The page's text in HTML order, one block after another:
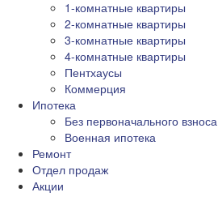
1-комнатные квартиры
2-комнатные квартиры
3-комнатные квартиры
4-комнатные квартиры
Пентхаусы
Коммерция
Ипотека
Без первоначального взноса
Военная ипотека
Ремонт
Отдел продаж
Акции